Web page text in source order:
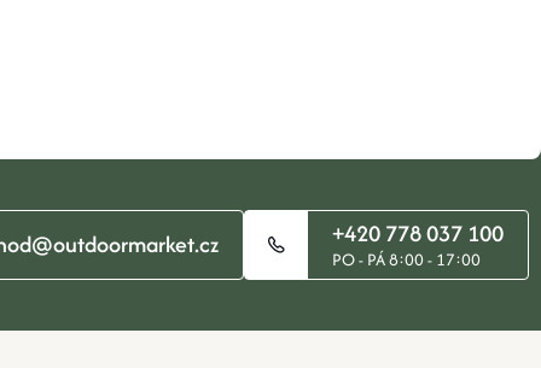
+420 778 037 100
PO - PÁ 8:00 - 17:00